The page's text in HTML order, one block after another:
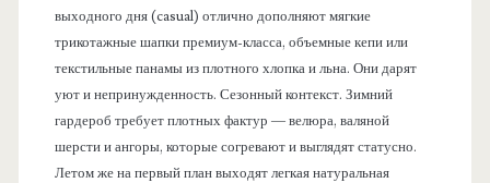
выходного дня (casual) отлично дополняют мягкие
трикотажные шапки премиум-класса, объемные кепи или
текстильные панамы из плотного хлопка и льна. Они дарят
уют и непринужденность. Сезонный контекст. Зимний
гардероб требует плотных фактур — велюра, валяной
шерсти и ангоры, которые согревают и выглядят статусно.
Летом же на первый план выходят легкая натуральная